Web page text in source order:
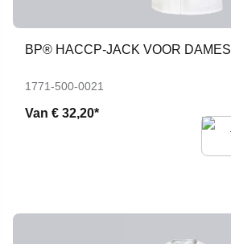
BP® HACCP-JACK VOOR DAMES
1771-500-0021
Van € 32,20*